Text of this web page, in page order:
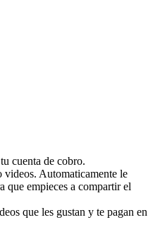
cuenta de cobro.
Automaticamente le
que empieces a compartir el
que les gustan y te pagan en